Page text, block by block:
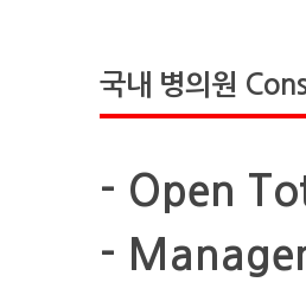
국내 병의원
- Open
-